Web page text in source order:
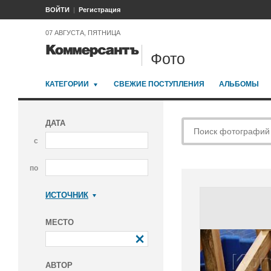
ВОЙТИ Регистрация
07 АВГУСТА, ПЯТНИЦА
Фото
КАТЕГОРИИ СВЕЖИЕ ПОСТУПЛЕНИЯ АЛЬБОМЫ
ДАТА
с
по
ИСТОЧНИК
МЕСТО
АВТОР